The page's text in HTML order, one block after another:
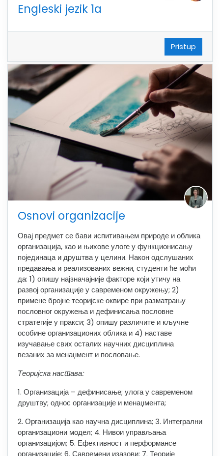
Engleski jezik 1a
Pristup
Osnovi organizacije
Овај предмет се бави испитивањем природе и облика
организација, као и њихове улоге у функционисању
појединаца и друштва у целини. Након одслушаних
предавања и реализованих вежни, студенти ће моћи
да: 1) опишу најзначајније факторе који утичу на
развој организације у савременом окружењу; 2)
примене бројне теоријске оквире при разматрању
пословног окружења и дефинисања пословне
стратегије у пракси; 3) опишу различите и кључне
особине организационих облика и 4) наставе
изучавање свих осталих научних дисциплина
везаних за менаџмент и пословање.
Теоријска настава:
1. Организација – дефинисање; улога у савременом
друштву; однос организације и менаџмента;
2. Организација као научна дисциплина; 3. Интегрални
организациони модел; 4. Нивои управљања
организацијом; 5. Ефективност и перформансе
организације; 6. Савремени изазови; 7. Теорије